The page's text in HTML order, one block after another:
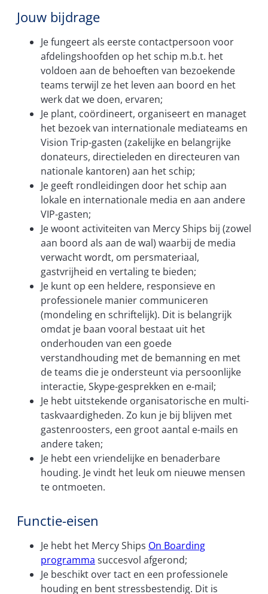
Jouw bijdrage
Je fungeert als eerste contactpersoon voor
afdelingshoofden op het schip m.b.t. het
voldoen aan de behoeften van bezoekende
teams terwijl ze het leven aan boord en het
werk dat we doen, ervaren;
Je plant, coördineert, organiseert en managet
het bezoek van internationale mediateams en
Vision Trip-gasten (zakelijke en belangrijke
donateurs, directieleden en directeuren van
nationale kantoren) aan het schip;
Je geeft rondleidingen door het schip aan
lokale en internationale media en aan andere
VIP-gasten;
Je woont activiteiten van Mercy Ships bij (zowel
aan boord als aan de wal) waarbij de media
verwacht wordt, om persmateriaal,
gastvrijheid en vertaling te bieden;
Je kunt op een heldere, responsieve en
professionele manier communiceren
(mondeling en schriftelijk). Dit is belangrijk
omdat je baan vooral bestaat uit het
onderhouden van een goede
verstandhouding met de bemanning en met
de teams die je ondersteunt via persoonlijke
interactie, Skype-gesprekken en e-mail;
Je hebt uitstekende organisatorische en multi-
taskvaardigheden. Zo kun je bij blijven met
gastenroosters, een groot aantal e-mails en
andere taken;
Je hebt een vriendelijke en benaderbare
houding. Je vindt het leuk om nieuwe mensen
te ontmoeten.
Functie-eisen
Je hebt het Mercy Ships On Boarding
programma succesvol afgerond;
Je beschikt over tact en een professionele
houding en bent stressbestendig. Dit is